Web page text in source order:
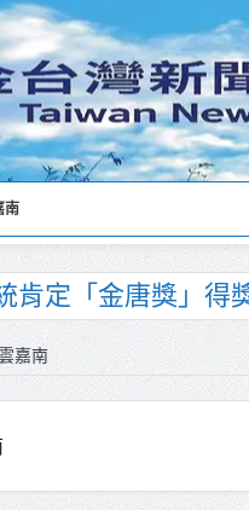
南
肯定「金唐獎」得
完善支持體系
南部分署主官大換
防戰力
奶週報再升級！8月
嘉南